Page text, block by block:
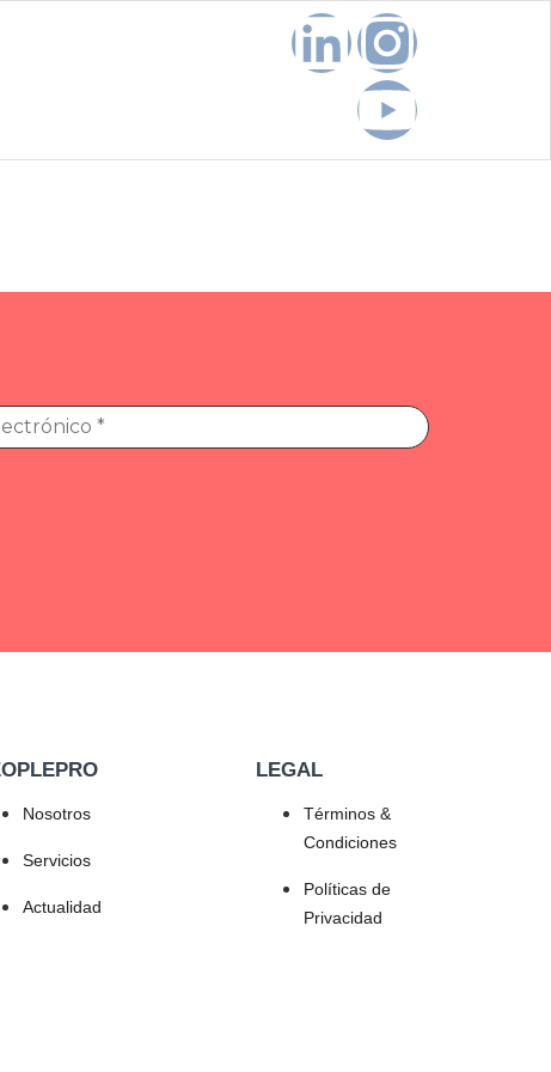
Nosotros
Servicios
Actualidad
LEGAL
Términos &
Condiciones
Políticas de
Privacidad